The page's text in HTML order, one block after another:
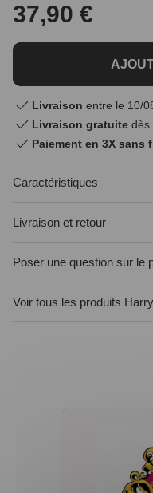
37,90 €
Livraison entre le 10/
Livraison gratuite dès
Paiement en 3X sans
Caractéristiques
Livraison et retour
Poser une question sur le
Voir tous les produits